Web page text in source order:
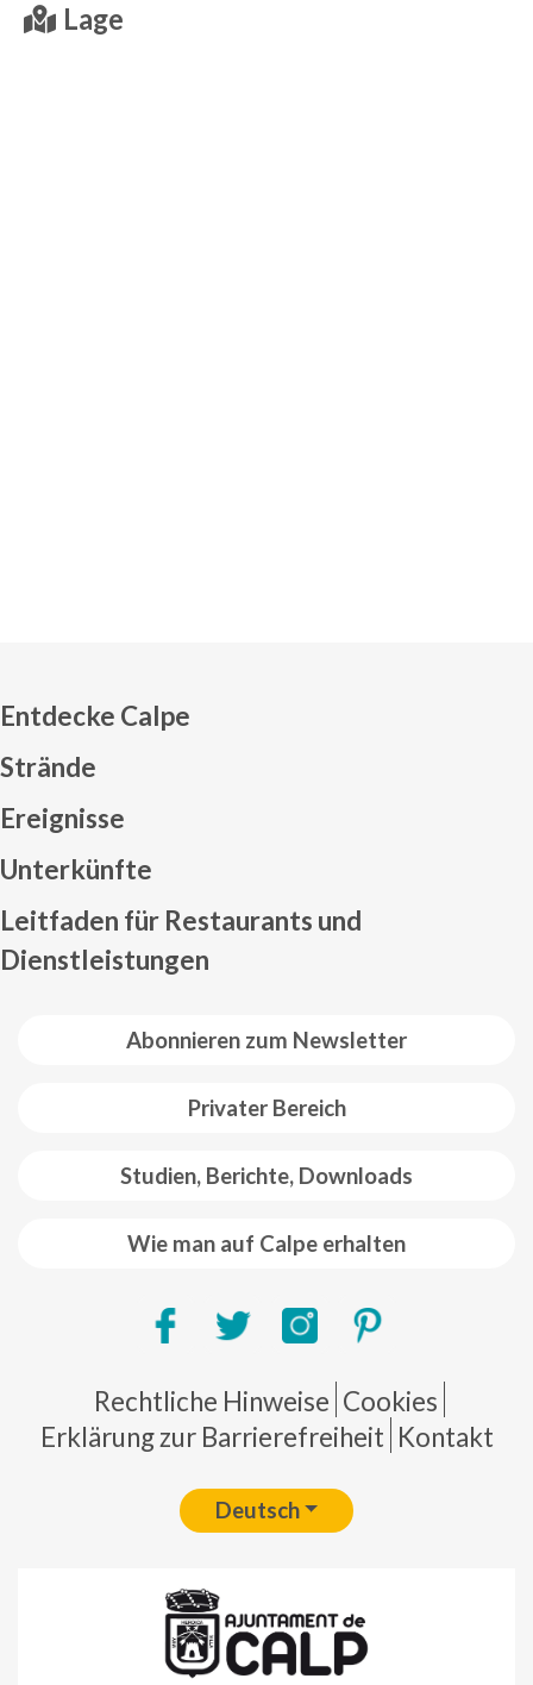
Lage
Abonnieren zum Newsletter
Privater Bereich
Studien, Berichte, Downloads
Wie man auf Calpe erhalten
Entdecke Calpe
Strände
Ereignisse
Unterkünfte
Leitfaden für Restaurants und
Dienstleistungen
Pie de página
Rechtliche Hinweise Cookies
Erklärung zur Barrierefreiheit Kontakt
Deutsch